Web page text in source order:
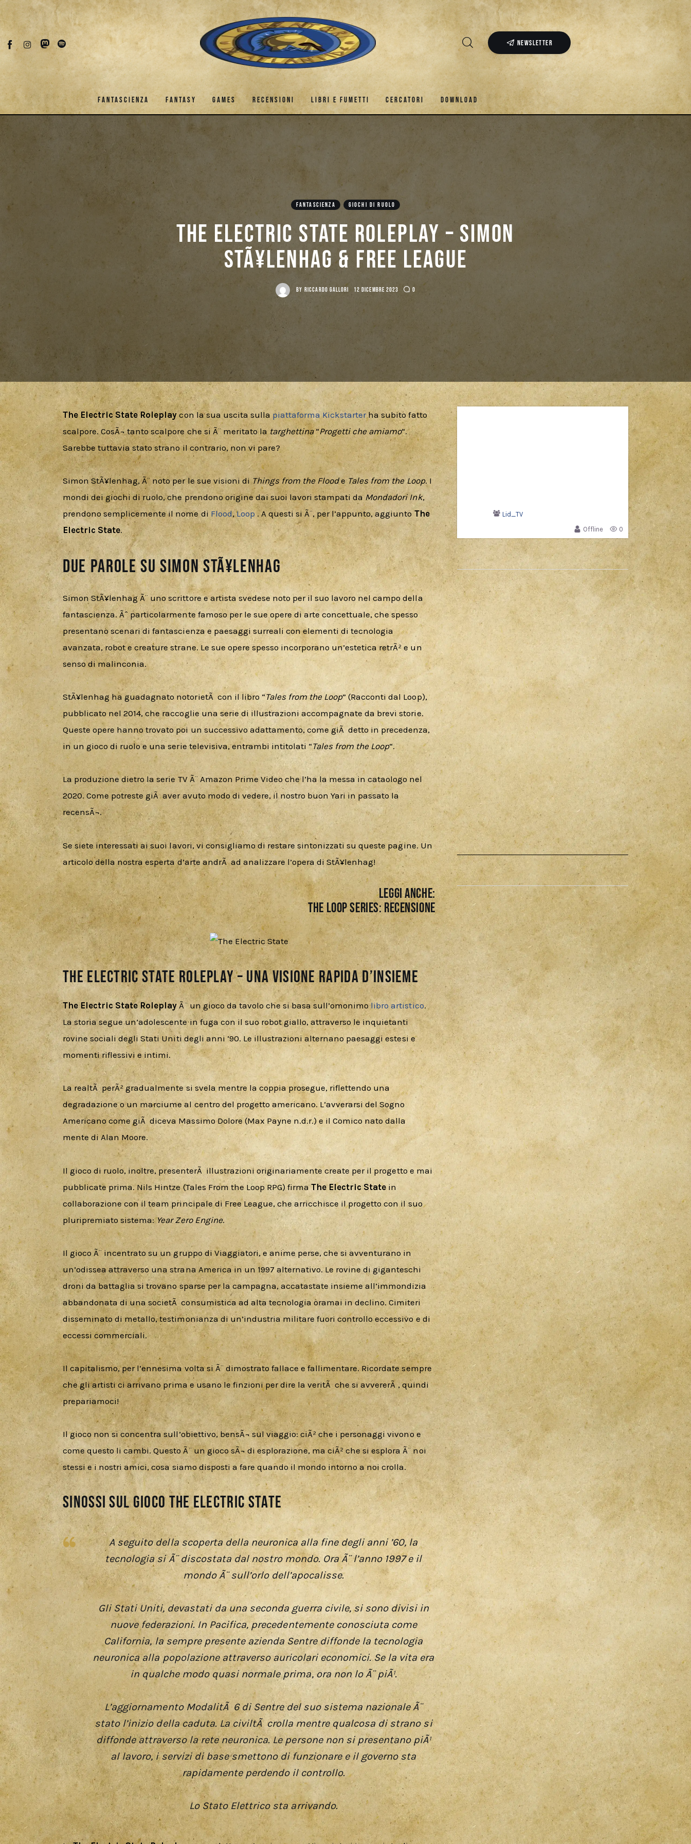
NEWSLETTER
FANTASCIENZA FANTASY GAMES RECENSIONI LIBRI E FUMETTI CERCATORI DOWNLOAD
LIBRI E FUMETTI
Fantascienza
Fantasy
Recensioni
Libri e fumetti
Download
FANTASCIENZA GIOCHI DI RUOLO
The Electric State Roleplay – Simon
StÃ¥lenhag & Free League
BY RICCARDO GALLORI 12 DICEMBRE 2023 0
The Electric State Roleplay con la sua uscita sulla piattaforma Kickstarter ha subito fatto
scalpore. CosÃ¬ tanto scalpore che si Ã¨ meritato la targhettina “Progetti che amiamo“.
Sarebbe tuttavia stato strano il contrario, non vi pare?
Simon StÃ¥lenhag, Ã¨ noto per le sue visioni di Things from the Flood e Tales from the Loop. I
mondi dei giochi di ruolo, che prendono origine dai suoi lavori stampati da Mondadori Ink,
prendono semplicemente il nome di Flood, Loop . A questi si Ã¨, per l’appunto, aggiunto The
Electric State.
Due parole su Simon StÃ¥lenhag
Simon StÃ¥lenhag Ã¨ uno scrittore e artista svedese noto per il suo lavoro nel campo della
fantascienza. Ãˆ particolarmente famoso per le sue opere di arte concettuale, che spesso
presentano scenari di fantascienza e paesaggi surreali con elementi di tecnologia
avanzata, robot e creature strane. Le sue opere spesso incorporano un’estetica retrÃ² e un
senso di malinconia.
StÃ¥lenhag ha guadagnato notorietÃ  con il libro “Tales from the Loop” (Racconti dal Loop),
pubblicato nel 2014, che raccoglie una serie di illustrazioni accompagnate da brevi storie.
Queste opere hanno trovato poi un successivo adattamento, come giÃ  detto in precedenza,
in un gioco di ruolo e una serie televisiva, entrambi intitolati “Tales from the Loop“.
La produzione dietro la serie TV Ã¨ Amazon Prime Video che l’ha la messa in cataologo nel
2020. Come potreste giÃ  aver avuto modo di vedere, il nostro buon Yari in passato la
recensÃ¬.
Se siete interessati ai suoi lavori, vi consigliamo di restare sintonizzati su queste pagine. Un
articolo della nostra esperta d’arte andrÃ  ad analizzare l’opera di StÃ¥lenhag!
LEGGI ANCHE:
THE LOOP SERIES: RECENSIONE
The Electric State Roleplay – Una visione rapida d’insieme
The Electric State Roleplay Ã¨ un gioco da tavolo che si basa sull’omonimo libro artistico.
La storia segue un’adolescente in fuga con il suo robot giallo, attraverso le inquietanti
rovine sociali degli Stati Uniti degli anni ’90. Le illustrazioni alternano paesaggi estesi e
momenti riflessivi e intimi.
La realtÃ  perÃ² gradualmente si svela mentre la coppia prosegue, riflettendo una
degradazione o un marciume al centro del progetto americano. L’avverarsi del Sogno
Americano come giÃ  diceva Massimo Dolore (Max Payne n.d.r.) e il Comico nato dalla
mente di Alan Moore.
Il gioco di ruolo, inoltre, presenterÃ  illustrazioni originariamente create per il progetto e mai
pubblicate prima. Nils Hintze (Tales From the Loop RPG) firma The Electric State in
collaborazione con il team principale di Free League, che arricchisce il progetto con il suo
pluripremiato sistema: Year Zero Engine.
Il gioco Ã¨ incentrato su un gruppo di Viaggiatori, e anime perse, che si avventurano in
un’odissea attraverso una strana America in un 1997 alternativo. Le rovine di giganteschi
droni da battaglia si trovano sparse per la campagna, accatastate insieme all’immondizia
abbandonata di una societÃ  consumistica ad alta tecnologia oramai in declino. Cimiteri
disseminato di metallo, testimonianza di un’industria militare fuori controllo eccessivo e di
eccessi commerciali.
Il capitalismo, per l’ennesima volta si Ã¨ dimostrato fallace e fallimentare. Ricordate sempre
che gli artisti ci arrivano prima e usano le finzioni per dire la veritÃ  che si avvererÃ , quindi
prepariamoci!
Il gioco non si concentra sull’obiettivo, bensÃ¬ sul viaggio: ciÃ² che i personaggi vivono e
come questo li cambi. Questo Ã¨ un gioco sÃ¬ di esplorazione, ma ciÃ² che si esplora Ã¨ noi
stessi e i nostri amici, cosa siamo disposti a fare quando il mondo intorno a noi crolla.
Sinossi sul gioco The Electric State
A seguito della scoperta della neuronica alla fine degli anni ’60, la
tecnologia si Ã¨ discostata dal nostro mondo. Ora Ã¨ l’anno 1997 e il
mondo Ã¨ sull’orlo dell’apocalisse.
Gli Stati Uniti, devastati da una seconda guerra civile, si sono divisi in
nuove federazioni. In Pacifica, precedentemente conosciuta come
California, la sempre presente azienda Sentre diffonde la tecnologia
neuronica alla popolazione attraverso auricolari economici. Se la vita era
in qualche modo quasi normale prima, ora non lo Ã¨ piÃ¹.
L’aggiornamento ModalitÃ 6 di Sentre del suo sistema nazionale Ã¨
stato l’inizio della caduta. La civiltÃ crolla mentre qualcosa di strano si
diffonde attraverso la rete neuronica. Le persone non si presentano piÃ¹
al lavoro, i servizi di base smettono di funzionare e il governo sta
rapidamente perdendo il controllo.
Lo Stato Elettrico sta arrivando.
Lid_TV
Offline
0